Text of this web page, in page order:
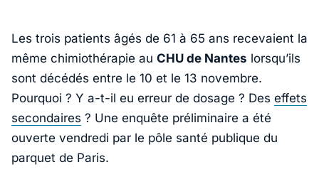
Les trois patients âgés de 61 à 65 ans recevaient la
même chimiothérapie au CHU de Nantes lorsqu’ils
sont décédés entre le 10 et le 13 novembre.
Pourquoi ? Y a-t-il eu erreur de dosage ? Des effets
secondaires ? Une enquête préliminaire a été
ouverte vendredi par le pôle santé publique du
parquet de Paris.